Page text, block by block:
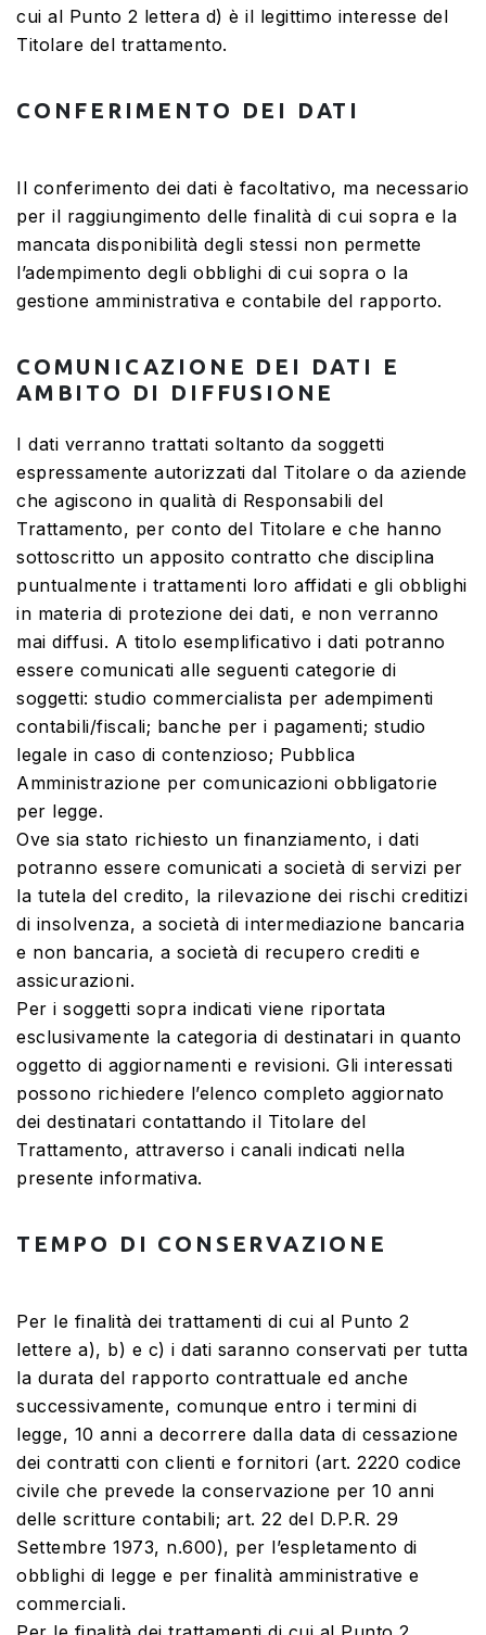
cui al Punto 2 lettera d) è il legittimo interesse del
Titolare del trattamento.
CONFERIMENTO DEI DATI
Il conferimento dei dati è facoltativo, ma necessario
per il raggiungimento delle finalità di cui sopra e la
mancata disponibilità degli stessi non permette
l’adempimento degli obblighi di cui sopra o la
gestione amministrativa e contabile del rapporto.
COMUNICAZIONE DEI DATI E
AMBITO DI DIFFUSIONE
I dati verranno trattati soltanto da soggetti
espressamente autorizzati dal Titolare o da aziende
che agiscono in qualità di Responsabili del
Trattamento, per conto del Titolare e che hanno
sottoscritto un apposito contratto che disciplina
puntualmente i trattamenti loro affidati e gli obblighi
in materia di protezione dei dati, e non verranno
mai diffusi. A titolo esemplificativo i dati potranno
essere comunicati alle seguenti categorie di
soggetti: studio commercialista per adempimenti
contabili/fiscali; banche per i pagamenti; studio
legale in caso di contenzioso; Pubblica
Amministrazione per comunicazioni obbligatorie
per legge.
Ove sia stato richiesto un finanziamento, i dati
potranno essere comunicati a società di servizi per
la tutela del credito, la rilevazione dei rischi creditizi
di insolvenza, a società di intermediazione bancaria
e non bancaria, a società di recupero crediti e
assicurazioni.
Per i soggetti sopra indicati viene riportata
esclusivamente la categoria di destinatari in quanto
oggetto di aggiornamenti e revisioni. Gli interessati
possono richiedere l’elenco completo aggiornato
dei destinatari contattando il Titolare del
Trattamento, attraverso i canali indicati nella
presente informativa.
TEMPO DI CONSERVAZIONE
Per le finalità dei trattamenti di cui al Punto 2
lettere a), b) e c) i dati saranno conservati per tutta
la durata del rapporto contrattuale ed anche
successivamente, comunque entro i termini di
legge, 10 anni a decorrere dalla data di cessazione
dei contratti con clienti e fornitori (art. 2220 codice
civile che prevede la conservazione per 10 anni
delle scritture contabili; art. 22 del D.P.R. 29
Settembre 1973, n.600), per l’espletamento di
obblighi di legge e per finalità amministrative e
commerciali.